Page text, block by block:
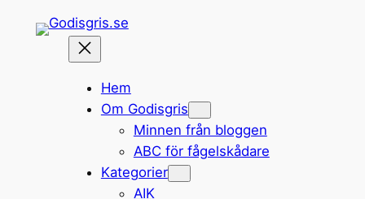
Hem
Om Godisgris
Minnen från bloggen
ABC för fågelskådare
Kategorier
AIK